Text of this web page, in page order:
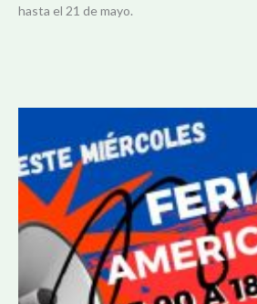
hasta el 21 de mayo.